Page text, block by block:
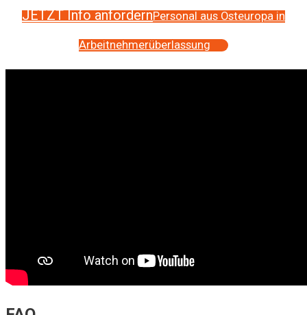
JETZT Info anfordernPersonal aus Osteuropa in
Arbeitnehmerüberlassung